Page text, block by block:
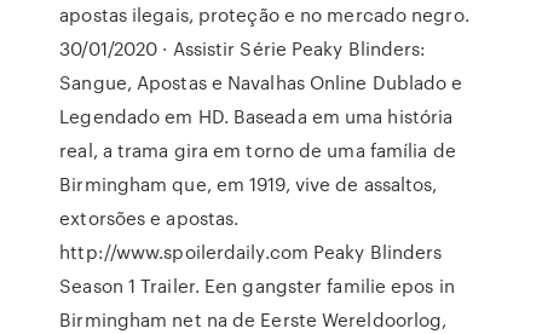
apostas ilegais, proteção e no mercado negro.
30/01/2020 · Assistir Série Peaky Blinders:
Sangue, Apostas e Navalhas Online Dublado e
Legendado em HD. Baseada em uma história
real, a trama gira em torno de uma família de
Birmingham que, em 1919, vive de assaltos,
extorsões e apostas.
http://www.spoilerdaily.com Peaky Blinders
Season 1 Trailer. Een gangster familie epos in
Birmingham net na de Eerste Wereldoorlog,